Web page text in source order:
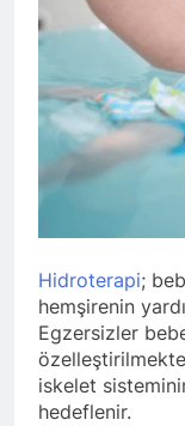
Hidroterapi;
hemşirenin
Egzersizler
iskelet
hedeflenir.